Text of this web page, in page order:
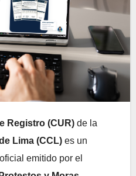
Registro (CUR) de la
Lima (CCL) es un
emitido por el